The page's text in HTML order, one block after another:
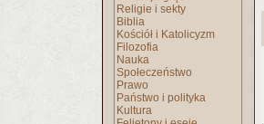
Religie i sekty
Biblia
Kościół i Katolicyzm
Filozofia
Nauka
Społeczeństwo
Prawo
Państwo i polityka
Kultura